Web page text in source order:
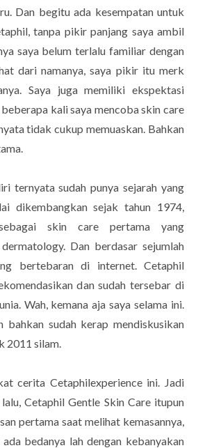
Dan begitu ada kesempatan untuk
tanpa pikir panjang saya ambil
saya belum terlalu familiar dengan
dari namanya, saya pikir itu merk
Saya juga memiliki ekspektasi
kali saya mencoba skin care
tidak cukup memuaskan. Bahkan
ternyata sudah punya sejarah yang
dikembangkan sejak tahun 1974,
skin care pertama yang
Dan berdasar sejumlah
bertebaran di internet. Cetaphil
dan sudah tersebar di
Wah, kemana aja saya selama ini.
bahkan sudah kerap mendiskusikan
2011 silam.
cerita Cetaphilexperience ini. Jadi
Cetaphil Gentle Skin Care itupun
pertama saat melihat kemasannya,
bedanya lah dengan kebanyakan